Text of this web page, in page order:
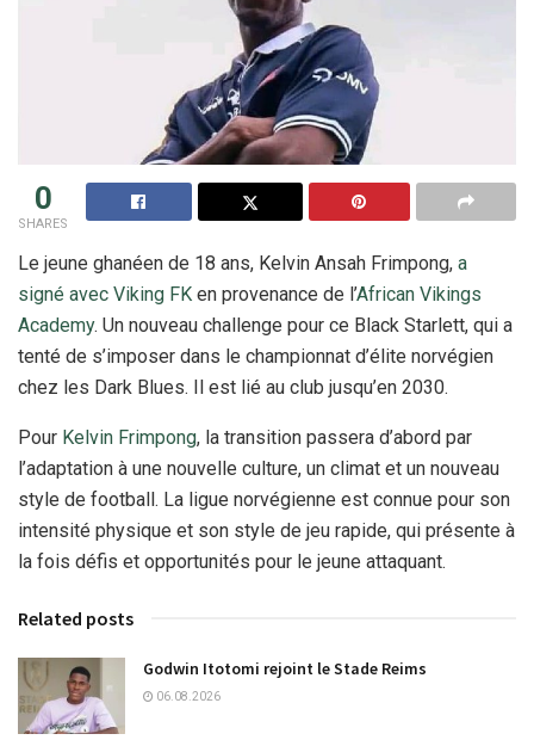
0
SHARES
Le jeune ghanéen de 18 ans, Kelvin Ansah Frimpong, a
signé avec Viking FK en provenance de l’African Vikings
Academy. Un nouveau challenge pour ce Black Starlett, qui a
tenté de s’imposer dans le championnat d’élite norvégien
chez les Dark Blues. Il est lié au club jusqu’en 2030.
Pour Kelvin Frimpong, la transition passera d’abord par
l’adaptation à une nouvelle culture, un climat et un nouveau
style de football. La ligue norvégienne est connue pour son
intensité physique et son style de jeu rapide, qui présente à
la fois défis et opportunités pour le jeune attaquant.
Related posts
Godwin Itotomi rejoint le Stade Reims
06.08.2026